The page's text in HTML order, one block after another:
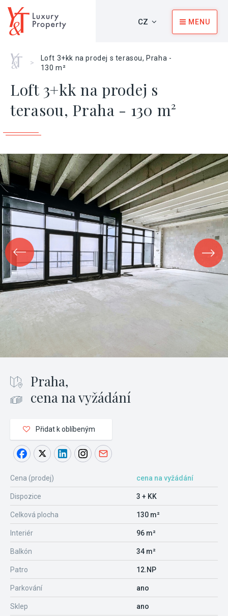
CZ MENU
Home
>
Loft 3+kk na prodej s terasou, Praha -
130 m²
Loft 3+kk na prodej s
terasou, Praha - 130 m²
Praha,
cena na vyžádání
Přidat k oblíbeným
Cena (prodej) cena na vyžádání
Dispozice 3 + KK
Celková plocha 130 m²
Interiér 96 m²
Balkón 34 m²
Patro 12.NP
Parkování ano
Sklep ano